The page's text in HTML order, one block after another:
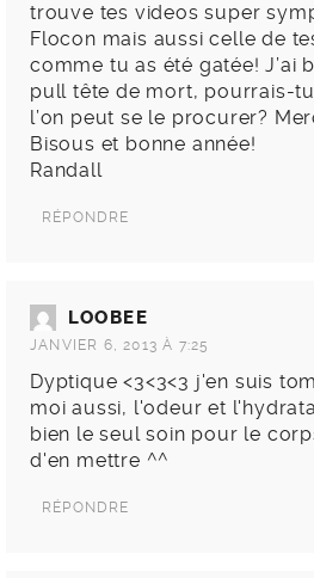
trouve tes videos super
Flocon mais aussi celle de
comme tu as été gatée! J’ai
pull tête de mort, pourrais-
l’on peut se le procurer?
Bisous et bonne année!
Randall
RÉPONDRE
LOOBEE
JANVIER 6, 2013 À 7:25
Dyptique <3<3<3 j'en suis
moi aussi, l'odeur et
bien le seul soin pour le
d'en mettre ^^
RÉPONDRE